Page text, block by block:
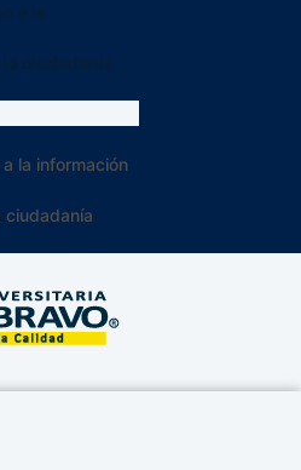
la información
ciudadanía